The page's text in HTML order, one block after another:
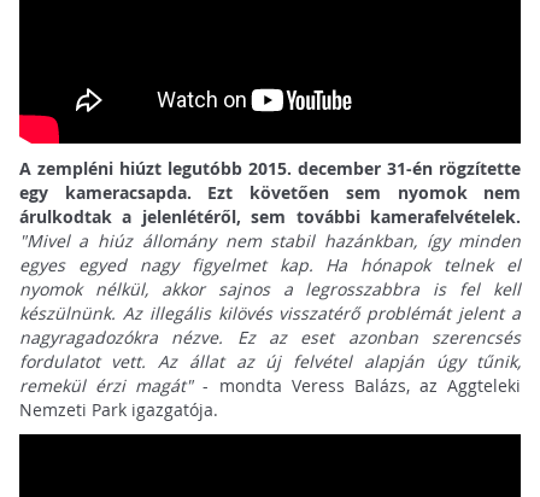
A zempléni hiúzt legutóbb 2015. december 31-én rögzítette
egy kameracsapda. Ezt követően sem nyomok nem
árulkodtak a jelenlétéről, sem további kamerafelvételek.
"Mivel a hiúz állomány nem stabil hazánkban, így minden
egyes egyed nagy figyelmet kap. Ha hónapok telnek el
nyomok nélkül, akkor sajnos a legrosszabbra is fel kell
készülnünk. Az illegális kilövés visszatérő problémát jelent a
nagyragadozókra nézve. Ez az eset azonban szerencsés
fordulatot vett. Az állat az új felvétel alapján úgy tűnik,
remekül érzi magát"- mondta Veress Balázs, az Aggteleki
Nemzeti Park igazgatója.